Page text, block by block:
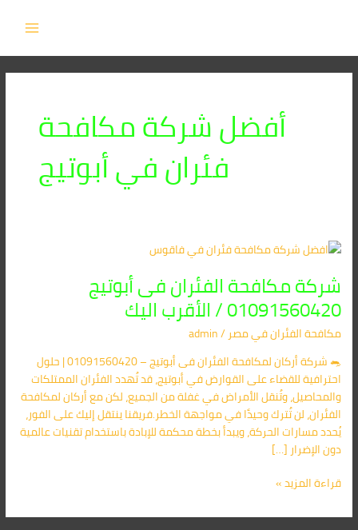
أفضل شركة مكافحة
فئران في أبوتيج
شركة مكافحة الفئران فى أبوتيج
01091560420 / الأقرب اليك
مكافحة الفئران​ في مصر/
admin
🐀 شركة أركان لمكافحة الفئران فى أبوتيج – 01091560420 | حلول
احترافية للقضاء على القوارض في أبوتيج، قد تُهدد الفئران الممتلكات
والمحاصيل، وتُنقل الأمراض في غفلة من الجميع، لكن مع أركان لمكافحة
الفئران، لن تُترك وحيدًا في مواجهة الخطر.فريقنا ينتقل إليك على الفور،
يُحدد مسارات الحركة، ويبدأ بخطة محكمة للإبادة باستخدام تقنيات عالمية
دون الإضرار […]
شركة
الفئران
فى
أبوتيج
01091560420
الأقرب
اليك
قراءة المزيد »